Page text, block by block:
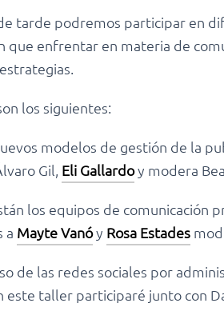
tarde podremos participar en
que enfrentar en materia de
los siguientes:
modelos de gestión de la
Gil, Eli Gallardoy modera
los equipos de
a Mayte Vanóy Rosa Estades
de las redes sociales por
este taller participaré junto con